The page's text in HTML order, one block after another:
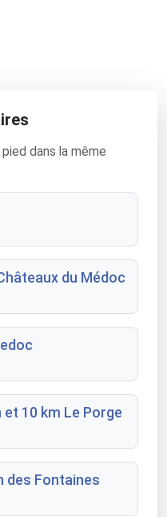
dans la même
du Médoc
10 km Le Porge
des Fontaines